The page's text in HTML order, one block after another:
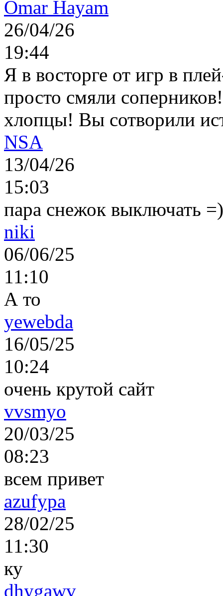
Omar Hayam
26/04/26
19:44
Я в восторге от игр в
просто смяли
хлопцы! Вы сотворили
NSA
13/04/26
15:03
пара снежок выключать
niki
06/06/25
11:10
А то
yewebda
16/05/25
10:24
очень крутой сайт
vvsmyo
20/03/25
08:23
всем привет
azufypa
28/02/25
11:30
ку
dhygawv